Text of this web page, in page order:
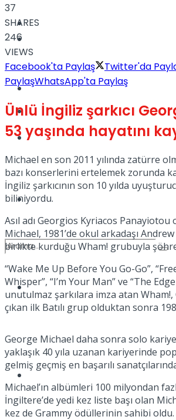
TV
Kadınca
Dünya
Türkiye
Müzik
Spor
Podcast
No Result
View All Result
37
SHARES
246
VIEWS
Facebook'ta Paylaş
Twitter'da
PaylaşWhatsApp'ta Paylaş
Ünlü İngiliz şarkıcı
53 yaşında hayatını
Michael en son 2011 yılında zatürre
bazı konserlerini ertelemek zorunda
İngiliz şarkıcının son 10 yılda
biliniyordu.
Asıl adı Georgios Kyriacos Panayiotou
Michael, 1981’de okul arkadaşı
birlikte kurduğu Wham! grubuyla
“Wake Me Up Before You Go-Go”,
Whisper”, “I’m Your Man” ve “The
unutulmaz şarkılara imza atan Wham!,
çıkan ilk Batılı grup olduktan sonra
George Michael daha sonra solo
yaklaşık 40 yıla uzanan kariyerinde
gelmiş geçmiş en başarılı
Michael’ın albümleri 100 milyondan
İngiltere’de yedi kez liste başı olan
kez de Grammy ödüllerinin sahibi oldu.